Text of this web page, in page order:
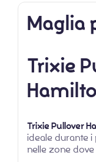
Maglia
Trixie
Trixie Pullover
ideale durante i
nelle zone